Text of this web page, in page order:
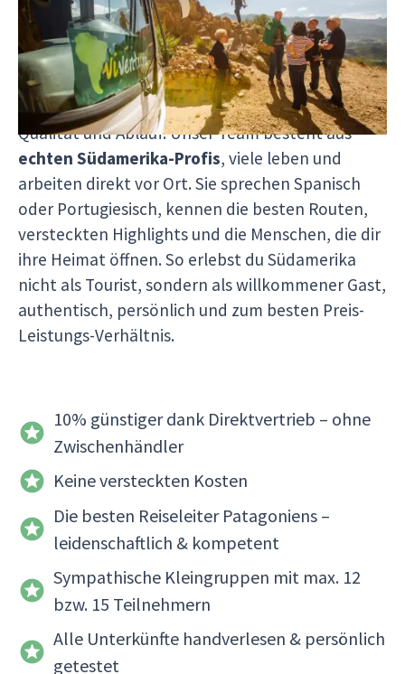
Träume Wirklichkeit werden mit Herz, Erfahrung
und echter Leidenschaft. Wir organisieren jede
Reise selbstohne Zwischenhändlerund können
dir so nicht nur rund10 % günstigere Preise
bieten, sondern auch volle Kontrolle über
Qualität und Ablauf. Unser Team besteht aus
echten Südamerika-Profis, viele leben und
arbeiten direkt vor Ort. Sie sprechen Spanisch
oder Portugiesisch, kennen die besten Routen,
versteckten Highlights und die Menschen, die dir
ihre Heimat öffnen. So erlebst du Südamerika
nicht als Tourist, sondern als willkommener Gast,
authentisch, persönlich und zum besten Preis-
Leistungs-Verhältnis.
10% günstiger dank Direktvertrieb – ohne
Zwischenhändler
Keine versteckten Kosten
Die besten Reiseleiter Patagoniens –
leidenschaftlich & kompetent
Sympathische Kleingruppen mit max. 12
bzw. 15 Teilnehmern
Alle Unterkünfte handverlesen & persönlich
getestet